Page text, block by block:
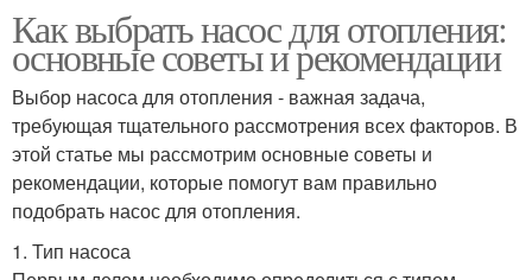
Как выбрать насос для отопления:
основные советы и рекомендации
Выбор насоса для отопления - важная задача,
требующая тщательного рассмотрения всех факторов. В
этой статье мы рассмотрим основные советы и
рекомендации, которые помогут вам правильно
подобрать насос для отопления.
1. Тип насоса